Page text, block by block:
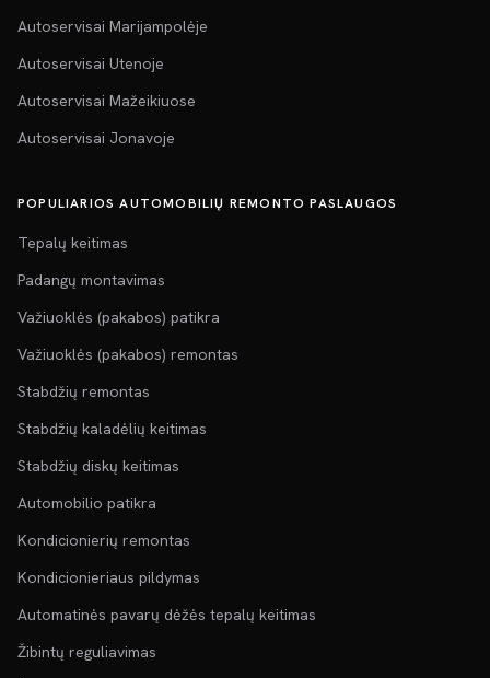
Autoservisai Marijampolėje
Autoservisai Utenoje
Autoservisai Mažeikiuose
Autoservisai Jonavoje
POPULIARIOS AUTOMOBILIŲ REMONTO PASLAUGOS
Tepalų keitimas
Padangų montavimas
Važiuoklės (pakabos) patikra
Važiuoklės (pakabos) remontas
Stabdžių remontas
Stabdžių kaladėlių keitimas
Stabdžių diskų keitimas
Automobilio patikra
Kondicionierių remontas
Kondicionieriaus pildymas
Automatinės pavarų dėžės tepalų keitimas
Žibintų reguliavimas